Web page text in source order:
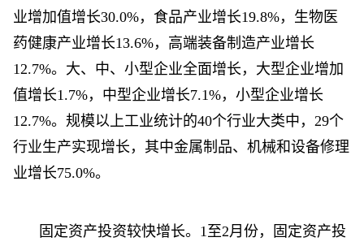
业增加值增长30.0%，食品产业增长19.8%，生物医
药健康产业增长13.6%，高端装备制造产业增长
12.7%。大、中、小型企业全面增长，大型企业增加
值增长1.7%，中型企业增长7.1%，小型企业增长
12.7%。规模以上工业统计的40个行业大类中，29个
行业生产实现增长，其中金属制品、机械和设备修理
业增长75.0%。
固定资产投资较快增长。1至2月份，固定资产投